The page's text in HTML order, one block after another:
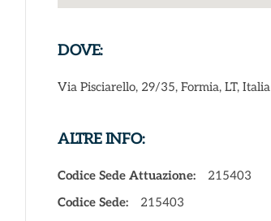
DOVE:
Via Pisciarello, 29/35, Formia, LT, Italia
ALTRE INFO:
Codice Sede Attuazione:
215403
Codice Sede:
215403